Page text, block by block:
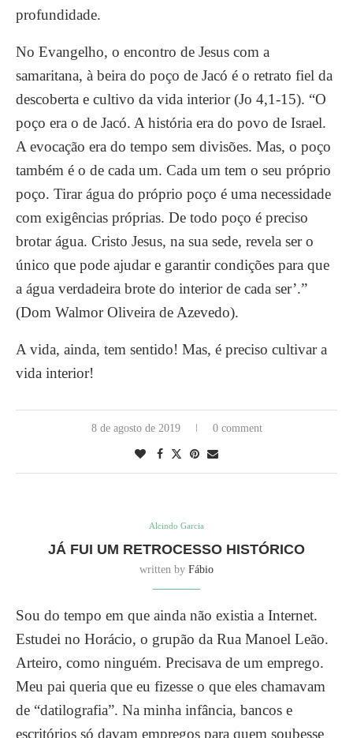
profundidade.
No Evangelho, o encontro de Jesus com a
samaritana, à beira do poço de Jacó é o retrato fiel da
descoberta e cultivo da vida interior (Jo 4,1-15). “O
poço era o de Jacó. A história era do povo de Israel.
A evocação era do tempo sem divisões. Mas, o poço
também é o de cada um. Cada um tem o seu próprio
poço. Tirar água do próprio poço é uma necessidade
com exigências próprias. De todo poço é preciso
brotar água. Cristo Jesus, na sua sede, revela ser o
único que pode ajudar e garantir condições para que
a água verdadeira brote do interior de cada ser’.”
(Dom Walmor Oliveira de Azevedo).
A vida, ainda, tem sentido! Mas, é preciso cultivar a
vida interior!
8 de agosto de 2019 0 comment
Alcindo Garcia
JÁ FUI UM RETROCESSO HISTÓRICO
written by Fábio
Sou do tempo em que ainda não existia a Internet.
Estudei no Horácio, o grupão da Rua Manoel Leão.
Arteiro, como ninguém. Precisava de um emprego.
Meu pai queria que eu fizesse o que eles chamavam
de “datilografia”. Na minha infância, bancos e
escritórios só davam empregos para quem soubesse